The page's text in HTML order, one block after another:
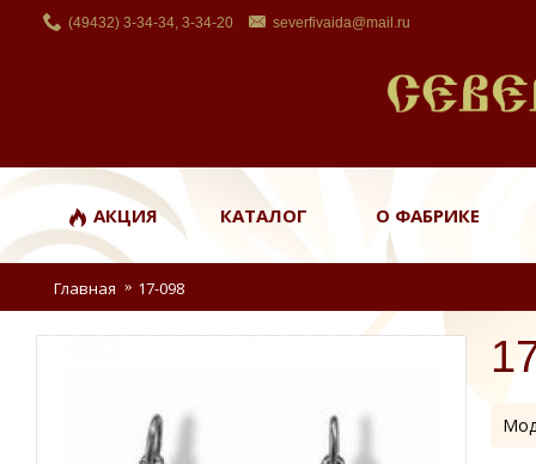
(49432) 3-34-34, 3-34-20 severfivaida@mail.ru
АКЦИЯ КАТАЛОГ О ФАБРИКЕ
Главная 17-098